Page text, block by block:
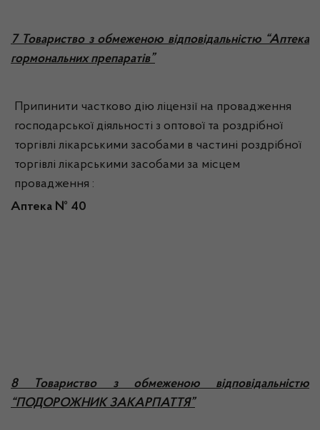
7 Товариство з обмеженою відповідальністю “Аптека
гормональних препаратів”
Припинити частково дію ліцензії на провадження
господарської діяльності з оптової та роздрібної
торгівлі лікарськими засобами в частині роздрібної
торгівлі лікарськими засобами за місцем
провадження :
Аптека № 40
8 Товариство з обмеженою відповідальністю
“ПОДОРОЖНИК ЗАКАРПАТТЯ”